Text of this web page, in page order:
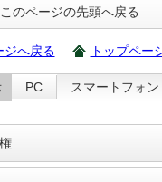
このページの先頭へ戻る
ジへ戻る トップペー
PC スマートフォン